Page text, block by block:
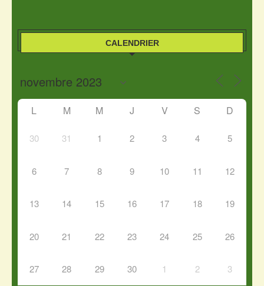
CALENDRIER
L M M J V S D
30 31 1 2 3 4 5
6 7 8 9 10 11 12
13 14 15 16 17 18 19
20 21 22 23 24 25 26
27 28 29 30 1 2 3